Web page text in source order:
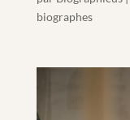
biographes